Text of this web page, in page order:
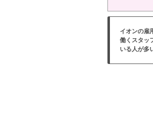
イオンの雇
働くスタッ
いる人が多